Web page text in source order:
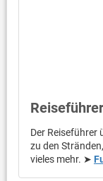
Der Reiseführer
zu den
vieles mehr. ➤